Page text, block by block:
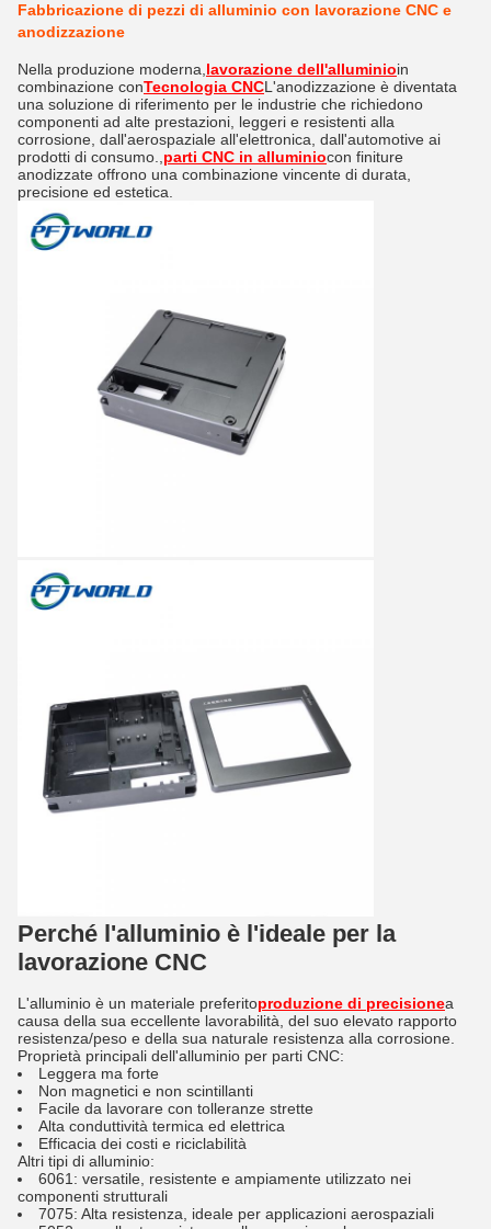
Fabbricazione di pezzi di alluminio con lavorazione CNC e
anodizzazione
Nella produzione moderna, lavorazione dell'alluminioin
combinazione conTecnologia CNCL'anodizzazione è diventata
una soluzione di riferimento per le industrie che richiedono
componenti ad alte prestazioni, leggeri e resistenti alla
corrosione, dall'aerospaziale all'elettronica, dall'automotive ai
prodotti di consumo., parti CNC in alluminiocon finiture
anodizzate offrono una combinazione vincente di durata,
precisione ed estetica.
Perché l'alluminio è l'ideale per la
lavorazione CNC
L'alluminio è un materiale preferitoproduzione di precisionea
causa della sua eccellente lavorabilità, del suo elevato rapporto
resistenza/peso e della sua naturale resistenza alla corrosione.
Proprietà principali dell'alluminio per parti CNC:
Leggera ma forte
Non magnetici e non scintillanti
Facile da lavorare con tolleranze strette
Alta conduttività termica ed elettrica
Efficacia dei costi e riciclabilità
Altri tipi di alluminio:
6061: versatile, resistente e ampiamente utilizzato nei
componenti strutturali
7075: Alta resistenza, ideale per applicazioni aerospaziali